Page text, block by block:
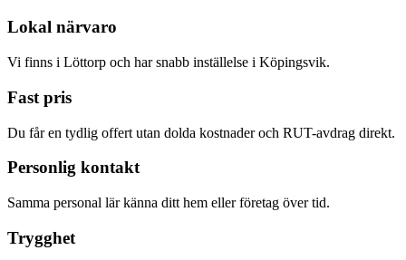
Lokal närvaro
Vi finns i Löttorp och har snabb inställelse i Köpingsvik.
Fast pris
Du får en tydlig offert utan dolda kostnader och RUT-avdrag direkt.
Personlig kontakt
Samma personal lär känna ditt hem eller företag över tid.
Trygghet